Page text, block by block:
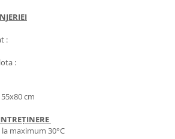
:
:
cm
maximum 30°C